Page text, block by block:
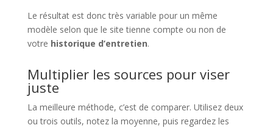
Le résultat est donc très variable pour un même
modèle selon que le site tienne compte ou non de
votre historique d’entretien.
Multiplier les sources pour viser
juste
La meilleure méthode, c’est de comparer. Utilisez deux
ou trois outils, notez la moyenne, puis regardez les